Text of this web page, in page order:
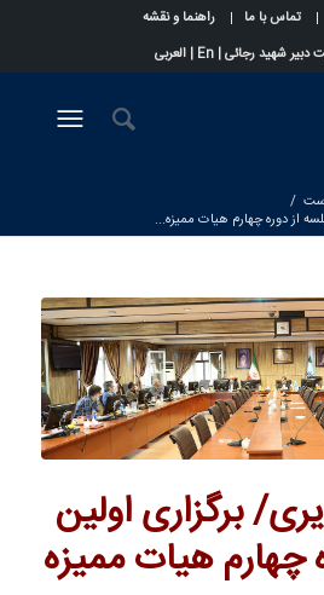
تماس با ما
راهنما و نقشه
دبیر شهید رجائی |En
|العربی
/
از دوره چهارم هیات ممیزه...
برگزاری اولین
چهارم هیات ممیزه